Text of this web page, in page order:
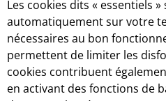
Les cookies dits « essentiels
automatiquement sur votre
nécessaires au bon
permettent de limiter les
cookies contribuent
en activant des fonctions de